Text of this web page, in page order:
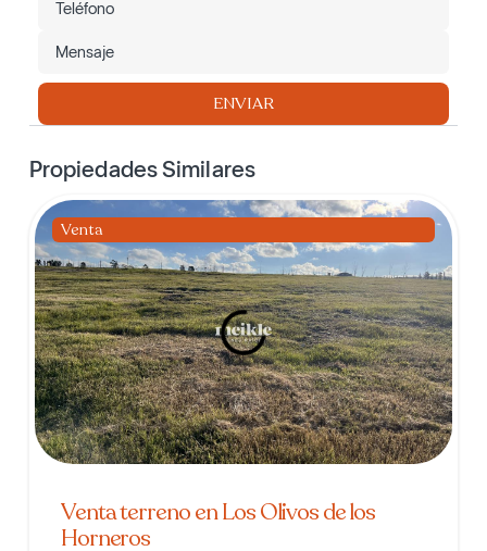
ENVIAR
Propiedades Similares
Venta
Venta terreno en Los Olivos de los
Horneros